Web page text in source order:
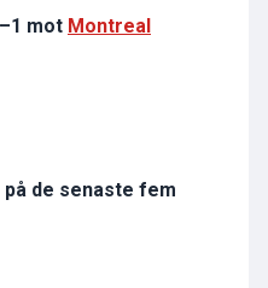
mot Montreal
de senaste fem